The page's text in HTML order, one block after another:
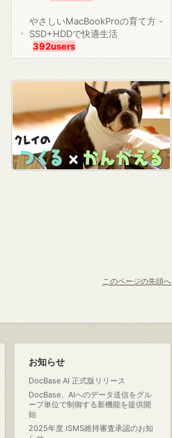
やさしいMacBookProの育て方 -
SSD+HDDで快適生活
392users
このページの先頭へ
お知らせ
DocBase AI 正式版リリース
DocBase、AIへのデータ送信をグル
ープ単位で制御する新機能を提供開
始
2025年度 ISMS維持審査承認のお知